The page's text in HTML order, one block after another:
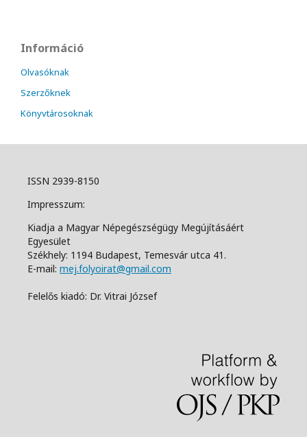
Információ
Olvasóknak
Szerzőknek
Könyvtárosoknak
ISSN 2939-8150
Impresszum:
Kiadja a Magyar Népegészségügy Megújításáért
Egyesület
Székhely: 1194 Budapest, Temesvár utca 41.
E-mail: mej.folyoirat@gmail.com
Felelős kiadó: Dr. Vitrai József